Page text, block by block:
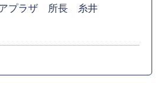
アプラザ 所長 糸井